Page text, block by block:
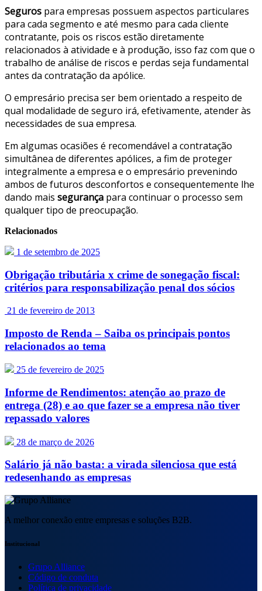
Seguros para empresas possuem aspectos particulares
para cada segmento e até mesmo para cada cliente
contratante, pois os riscos estão diretamente
relacionados à atividade e à produção, isso faz com que o
trabalho de análise de riscos e perdas seja fundamental
antes da contratação da apólice.
O empresário precisa ser bem orientado a respeito de
qual modalidade de seguro irá, efetivamente, atender às
necessidades de sua empresa.
Em algumas ocasiões é recomendável a contratação
simultânea de diferentes apólices, a fim de proteger
integralmente a empresa e o empresário prevenindo
ambos de futuros desconfortos e consequentemente lhe
dando mais segurança para continuar o processo sem
qualquer tipo de preocupação.
Relacionados
1 de setembro de 2025
Obrigação tributária x crime de sonegação fiscal:
critérios para responsabilização penal dos sócios
21 de fevereiro de 2013
Imposto de Renda – Saiba os principais pontos
relacionados ao tema
25 de fevereiro de 2025
Informe de Rendimentos: atenção ao prazo de
entrega (28) e ao que fazer se a empresa não tiver
repassado valores
28 de março de 2026
Salário já não basta: a virada silenciosa que está
redesenhando as empresas
A melhor conexão entre empresas e soluções B2B.
Institucional
Grupo Alliance
Código de conduta
Política de privacidade